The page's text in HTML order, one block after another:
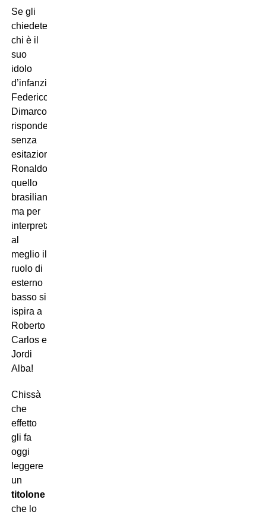
Se gli
chiedete
chi è il
suo
idolo
d’infanzia,
Federico
Dimarco
risponderà
senza
esitazioni
Ronaldo,
quello
brasiliano,
ma per
interpretare
al
meglio il
ruolo di
esterno
basso si
ispira a
Roberto
Carlos e
Jordi
Alba!
Chissà
che
effetto
gli fa
oggi
leggere
un
titolone
che lo